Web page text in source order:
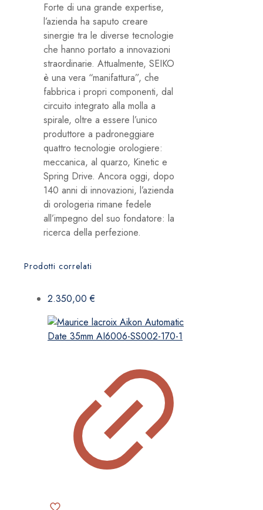
Forte di una grande expertise,
l’azienda ha saputo creare
sinergie tra le diverse tecnologie
che hanno portato a innovazioni
straordinarie. Attualmente, SEIKO
è una vera “manifattura”, che
fabbrica i propri componenti, dal
circuito integrato alla molla a
spirale, oltre a essere l’unico
produttore a padroneggiare
quattro tecnologie orologiere:
meccanica, al quarzo, Kinetic e
Spring Drive. Ancora oggi, dopo
140 anni di innovazioni, l’azienda
di orologeria rimane fedele
all’impegno del suo fondatore: la
ricerca della perfezione.
Prodotti correlati
2.350,00€